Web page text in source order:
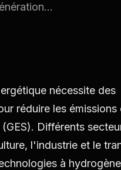
nécessite des
réduire les émissions
Différents
l'industrie et le
à